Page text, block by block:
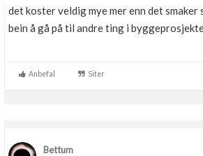
Boligmappa+
det koster veldig mye mer enn det smaker
bein å gå på til andre ting i
Anbefal Siter
Bettum